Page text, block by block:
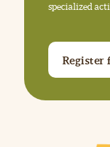
specialized
Register